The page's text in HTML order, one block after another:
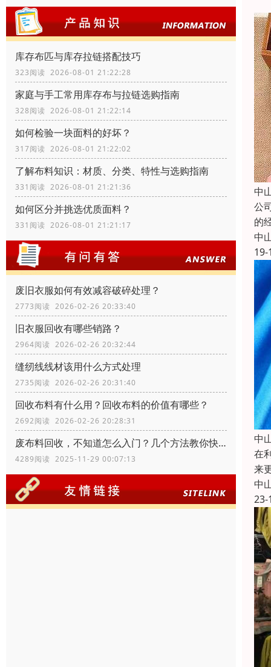
库存布匹与库存拉链搭配技巧
323阅读 2026-08-01 21:22:28
家庭与手工常用库存布与拉链选购指南
328阅读 2026-08-01 21:22:14
如何检验一块面料的好坏？
317阅读 2026-08-01 21:22:02
了解布料知识：材质、分类、特性与选购指南
331阅读 2026-08-01 21:21:36
如何区分并挑选优质面料？
331阅读 2026-08-01 21:21:17
废旧衣服如何有效减容破碎处理？
2773阅读 2026-02-26 20:33:40
旧衣服回收有哪些销路？
2964阅读 2026-02-26 20:32:44
缝纫线线材该用什么方式处理
2735阅读 2026-02-26 20:31:40
回收布料有什么用？回收布料的价值有哪些？
2692阅读 2026-02-26 20:28:31
废布料回收，不知道怎么入门？几个方法教你快速入门
4289阅读 2025-11-29 00:07:13
中
公
的
中
19-
中
在
来
中
23-